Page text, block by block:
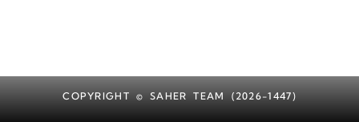
COPYRIGHT © SAHER TEAM (2026-1447)